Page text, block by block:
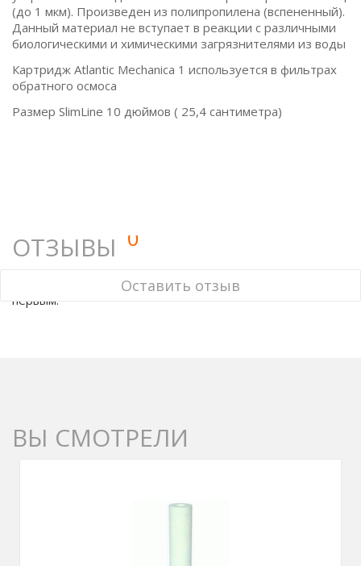
(до 1 мкм). Произведен из полипропилена (вспененный).
Данный материал не вступает в реакции с различными
биологическими и химическими загрязнителями из воды
Картридж Atlantic Mechanica 1 используется в фильтрах
обратного осмоса
Размер SlimLine 10 дюймов ( 25,4 сантиметра)
ОТЗЫВЫ 0
Оставить отзыв
У этого товара нет ни одного отзыва. Вы можете стать
первым.
ВЫ СМОТРЕЛИ